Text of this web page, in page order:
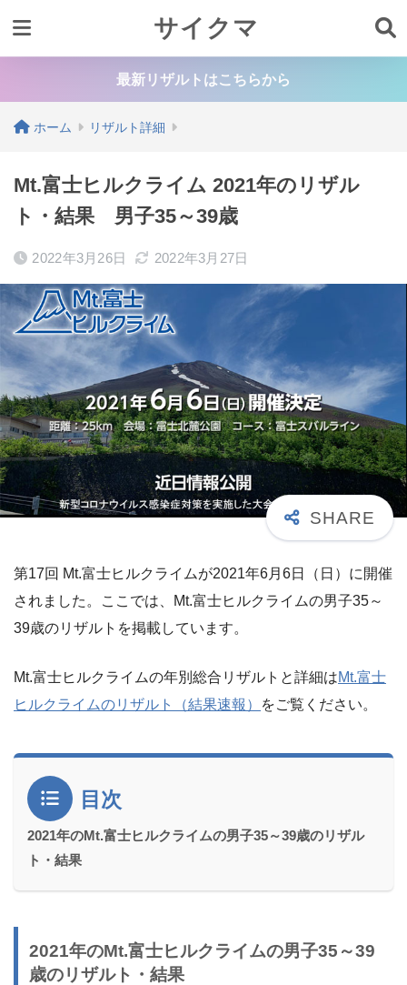
サイクマ
最新リザルトはこちらから
ホーム リザルト詳細
Mt.富士ヒルクライム 2021年のリザル
ト・結果 男子35～39歳
2022年3月26日 2022年3月27日
第17回 Mt.富士ヒルクライムが2021年6月6日（日）に開催
されました。ここでは、Mt.富士ヒルクライムの男子35～
39歳のリザルトを掲載しています。
Mt.富士ヒルクライムの年別総合リザルトと詳細はMt.富士
ヒルクライムのリザルト（結果速報）
をご覧ください。
目次
2021年のMt.富士ヒルクライムの男子35～39歳のリザル
ト・結果
2021年のMt.富士ヒルクライムの男子35～39
歳のリザルト・結果